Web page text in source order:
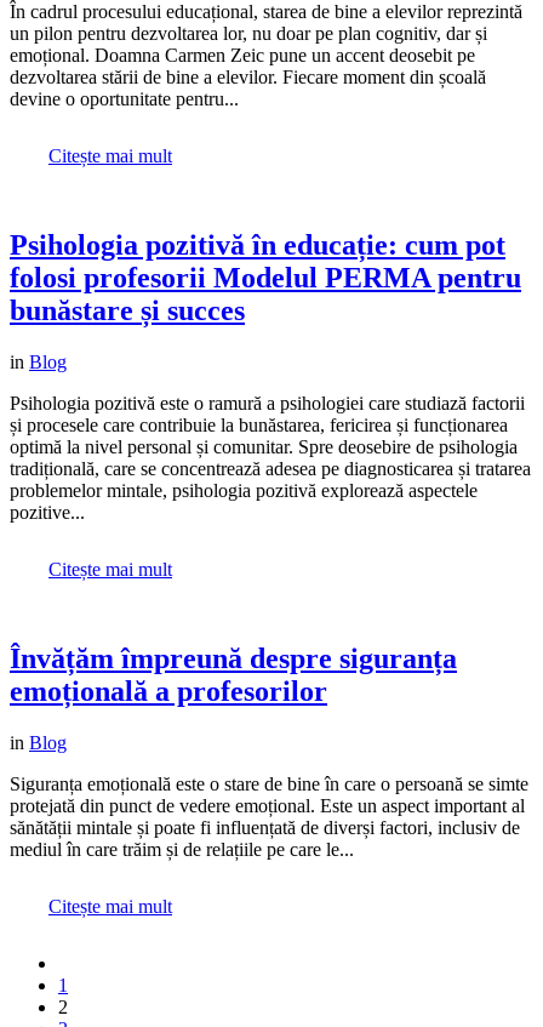
În cadrul procesului educațional, starea de bine a elevilor reprezintă
un pilon pentru dezvoltarea lor, nu doar pe plan cognitiv, dar și
emoțional. Doamna Carmen Zeic pune un accent deosebit pe
dezvoltarea stării de bine a elevilor. Fiecare moment din școală
devine o oportunitate pentru...
Citește mai mult
Psihologia pozitivă în educație: cum pot
folosi profesorii Modelul PERMA pentru
bunăstare și succes
in Blog
Psihologia pozitivă este o ramură a psihologiei care studiază factorii
și procesele care contribuie la bunăstarea, fericirea și funcționarea
optimă la nivel personal și comunitar. Spre deosebire de psihologia
tradițională, care se concentrează adesea pe diagnosticarea și tratarea
problemelor mintale, psihologia pozitivă explorează aspectele
pozitive...
Citește mai mult
Învățăm împreună despre siguranța
emoțională a profesorilor
in Blog
Siguranța emoțională este o stare de bine în care o persoană se simte
protejată din punct de vedere emoțional. Este un aspect important al
sănătății mintale și poate fi influențată de diverși factori, inclusiv de
mediul în care trăim și de relațiile pe care le...
Citește mai mult
1
2